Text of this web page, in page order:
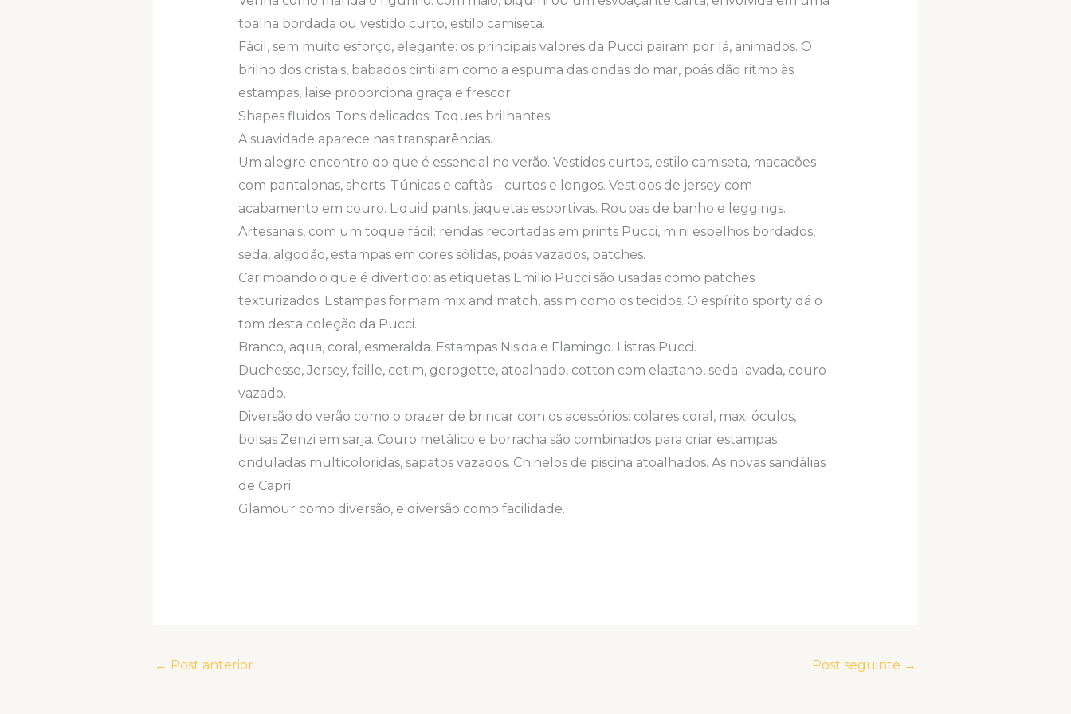
toalha bordada ou vestido curto, estilo camiseta.
Fácil, sem muito esforço, elegante: os principais valores da Pucci pairam por lá, animados. O
brilho dos cristais, babados cintilam como a espuma das ondas do mar, poás dão ritmo às
estampas, laise proporciona graça e frescor.
Shapes fluidos. Tons delicados. Toques brilhantes.
A suavidade aparece nas transparências.
Um alegre encontro do que é essencial no verão. Vestidos curtos, estilo camiseta, macacões
com pantalonas, shorts. Túnicas e caftãs – curtos e longos. Vestidos de jersey com
acabamento em couro. Liquid pants, jaquetas esportivas. Roupas de banho e leggings.
Artesanais, com um toque fácil: rendas recortadas em prints Pucci, mini espelhos bordados,
seda, algodão, estampas em cores sólidas, poás vazados, patches.
Carimbando o que é divertido: as etiquetas Emilio Pucci são usadas como patches
texturizados. Estampas formam mix and match, assim como os tecidos. O espírito sporty dá o
tom desta coleção da Pucci.
Branco, aqua, coral, esmeralda. Estampas Nisida e Flamingo. Listras Pucci.
Duchesse, Jersey, faille, cetim, gerogette, atoalhado, cotton com elastano, seda lavada, couro
vazado.
Diversão do verão como o prazer de brincar com os acessórios: colares coral, maxi óculos,
bolsas Zenzi em sarja. Couro metálico e borracha são combinados para criar estampas
onduladas multicoloridas, sapatos vazados. Chinelos de piscina atoalhados. As novas sandálias
de Capri.
Glamour como diversão, e diversão como facilidade.
← Post anterior Post seguinte →